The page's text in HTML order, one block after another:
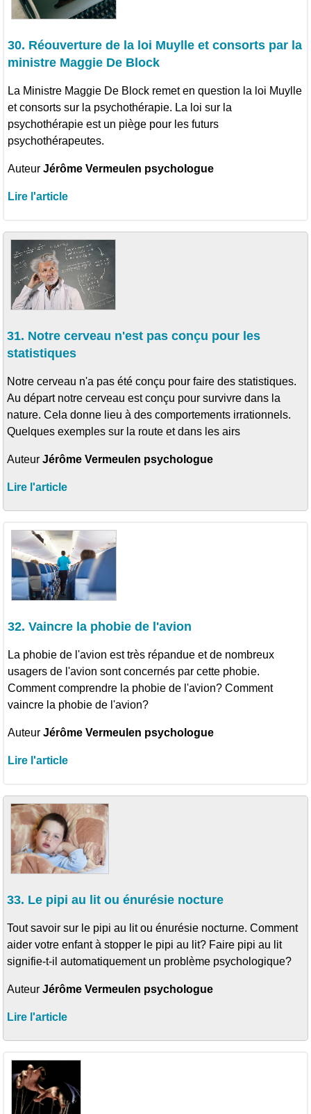
30. Réouverture de la loi Muylle et consorts par la
ministre Maggie De Block
La Ministre Maggie De Block remet en question la loi Muylle
et consorts sur la psychothérapie. La loi sur la
psychothérapie est un piège pour les futurs
psychothérapeutes.
AuteurJérôme Vermeulen psychologue
Lire l'article
31. Notre cerveau n'est pas conçu pour les
statistiques
Notre cerveau n'a pas été conçu pour faire des statistiques.
Au départ notre cerveau est conçu pour survivre dans la
nature. Cela donne lieu à des comportements irrationnels.
Quelques exemples sur la route et dans les airs
AuteurJérôme Vermeulen psychologue
Lire l'article
32. Vaincre la phobie de l'avion
La phobie de l'avion est très répandue et de nombreux
usagers de l'avion sont concernés par cette phobie.
Comment comprendre la phobie de l'avion? Comment
vaincre la phobie de l'avion?
AuteurJérôme Vermeulen psychologue
Lire l'article
33. Le pipi au lit ou énurésie nocture
Tout savoir sur le pipi au lit ou énurésie nocturne. Comment
aider votre enfant à stopper le pipi au lit? Faire pipi au lit
signifie-t-il automatiquement un problème psychologique?
AuteurJérôme Vermeulen psychologue
Lire l'article